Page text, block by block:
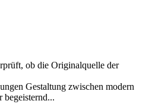
ob die Originalquelle der
Gestaltung zwischen modern